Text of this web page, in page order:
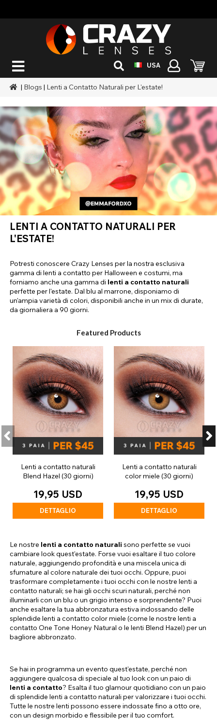
USA
| Blogs | Lenti a Contatto Naturali per L'estate!
LENTI A CONTATTO NATURALI PER
L'ESTATE!
Potresti conoscere Crazy Lenses per la nostra esclusiva
gamma di lenti a contatto per Halloween e costumi, ma
forniamo anche una gamma di lenti a contatto naturali
perfette per l'estate. Dal blu al marrone, disponiamo di
un'ampia varietà di colori, disponibili anche in un mix di durate,
da giornaliera a 90 giorni.
Featured Products
Lenti a contatto naturali
Blend Hazel (30 giorni)
19,95 USD
DETTAGLIO
Lenti a contatto naturali
color miele (30 giorni)
19,95 USD
DETTAGLIO
Le nostre lenti a contatto naturali sono perfette se vuoi
cambiare look quest'estate. Forse vuoi esaltare il tuo colore
naturale, aggiungendo profondità e una miscela unica di
sfumature al colore naturale dei tuoi occhi. Oppure, puoi
trasformare completamente i tuoi occhi con le nostre lenti a
contatto naturali; se hai gli occhi scuri naturali, perché non
illuminarli con un blu o un grigio intenso e sorprendente? Puoi
anche esaltare la tua abbronzatura estiva indossando delle
splendide lenti a contatto color miele (come le nostre lenti a
contatto One Tone Honey Natural o le lenti Blend Hazel) per un
bagliore abbronzato.
Se hai in programma un evento quest'estate, perché non
aggiungere qualcosa di speciale al tuo look con un paio di
lenti a contatto? Esalta il tuo glamour quotidiano con un paio
di splendide lenti a contatto naturali per valorizzare i tuoi occhi.
Tutte le nostre lenti possono essere indossate fino a otto ore,
con un design morbido e flessibile per il tuo comfort.